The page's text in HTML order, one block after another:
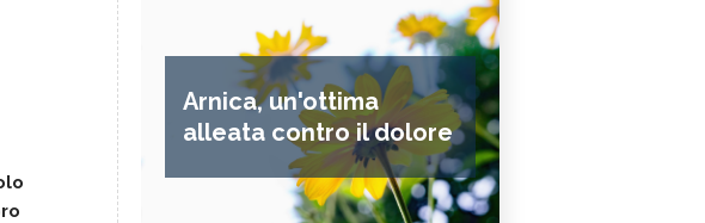
Arnica, un'ottima
alleata contro il dolore